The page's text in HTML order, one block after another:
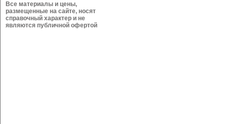
Все материалы и цены,
размещенные на сайте, носят
справочный характер и не
являются публичной офертой